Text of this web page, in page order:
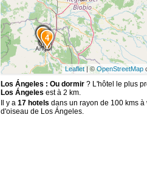
6
54
3
Leaflet | ©OpenStreetMap
Los Ángeles : Ou dormir? L'hôtel le plus
Los Ángeles est à 2 km.
Il y a 17 hotels dans un rayon de 100 kms à
d'oiseau de Los Ángeles.